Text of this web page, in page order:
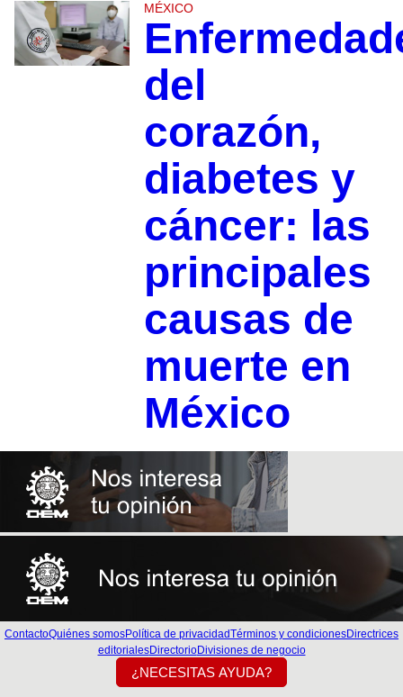
MÉXICO
del
corazón,
diabetes y
cáncer: las
principales
causas de
muerte en
México
ContactoQuiénes somosPolítica de privacidadTérminos y condicionesDirectrices
editorialesDirectorioDivisiones de negocio
¿NECESITAS AYUDA?